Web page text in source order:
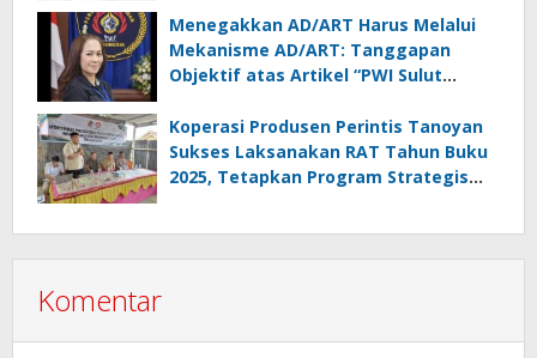
Menegakkan AD/ART Harus Melalui
Mekanisme AD/ART: Tanggapan
Objektif atas Artikel “PWI Sulut
Melanggar Aturan”
Koperasi Produsen Perintis Tanoyan
Sukses Laksanakan RAT Tahun Buku
2025, Tetapkan Program Strategis
Komentar